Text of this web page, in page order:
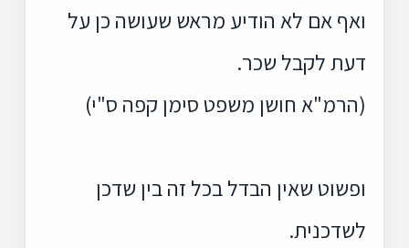
ואף אם לא הודיע מראש שעושה כן על
דעת לקבל שכר.
(הרמ"א חושן משפט סימן קפה ס"י)
ופשוט שאין הבדל בכל זה בין שדכן
לשדכנית.